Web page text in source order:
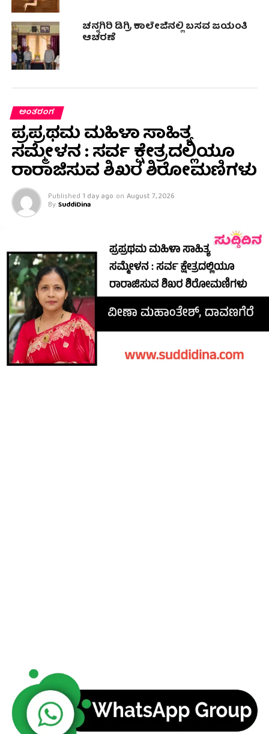
ಚನ್ನಗಿರಿ ಡಿಗ್ರಿ ಕಾಲೇಜಿನಲ್ಲಿ ಬಸವ ಜಯಂತಿ
ಆಚರಣೆ
ಅಂತರಂಗ
ಪ್ರಪ್ರಥಮ ಮಹಿಳಾ ಸಾಹಿತ್ಯ
ಸಮ್ಮೇಳನ : ಸರ್ವ ಕ್ಷೇತ್ರದಲ್ಲಿಯೂ
ರಾರಾಜಿಸುವ ಶಿಖರ ಶಿರೋಮಣಿಗಳು
Published 1 day ago on August 7, 2026
By SuddiDina